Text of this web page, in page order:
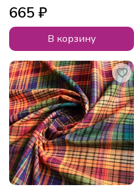
665 ₽
В корзину